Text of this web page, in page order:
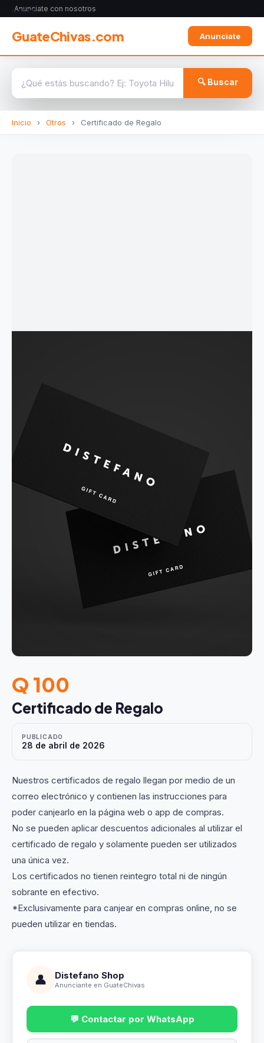
Anunciate con nosotros
GuateChivas.com Anunciate
🔍 Buscar
Inicio › Otros › Certificado de Regalo
OTROS
Q 100
Certificado de Regalo
PUBLICADO
28 de abril de 2026
Nuestros certificados de regalo llegan por medio de un
correo electrónico y contienen las instrucciones para
poder canjearlo en la página web o app de compras.
No se pueden aplicar descuentos adicionales al utilizar el
certificado de regalo y solamente pueden ser utilizados
una única vez.
Los certificados no tienen reintegro total ni de ningún
sobrante en efectivo.
*Exclusivamente para canjear en compras online, no se
pueden utilizar en tiendas.
👤 Distefano Shop
Anunciante en GuateChivas
💬 Contactar por WhatsApp